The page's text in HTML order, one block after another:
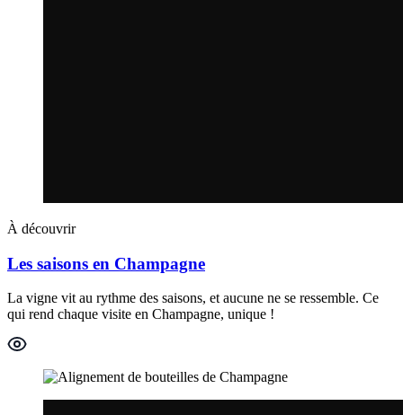
À découvrir
Les saisons en Champagne
La vigne vit au rythme des saisons, et aucune ne se ressemble. Ce
qui rend chaque visite en Champagne, unique !